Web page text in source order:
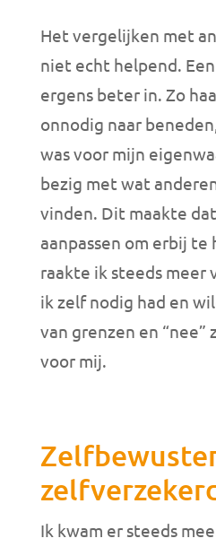
Het vergelijken met
niet echt helpend.
ergens beter in. Zo
onnodig naar
was voor mijn
bezig met wat
vinden. Dit maakte
aanpassen om erbij te
raakte ik steeds meer
ik zelf nodig had en
van grenzen en “nee”
voor mij.
Ik kwam er steeds